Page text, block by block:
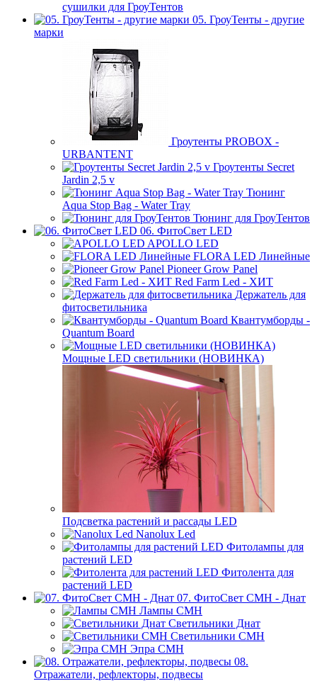
сушилки для ГроуТентов
05. ГроуТенты - другие
марки
Гроутенты PROBOX -
URBANTENT
Гроутенты Secret
Jardin 2,5 v
Тюнинг
Aqua Stop Bag - Water Tray
Тюнинг для ГроуТентов
06. ФитоСвет LED
APOLLO LED
FLORA LED Линейные
Pioneer Grow Panel
Red Farm Led - ХИТ
Держатель для
фитосветильника
Квантумборды -
Quantum Board
Мощные LED светильники (НОВИНКА)
Подсветка растений и рассады LED
Nanolux Led
Фитолампы для
растений LED
Фитолента для
растений LED
07. ФитоСвет CMH - Днат
Лампы СМН
Светильники Днат
Светильники СМН
Эпра СМН
08.
Отражатели, рефлекторы, подвесы